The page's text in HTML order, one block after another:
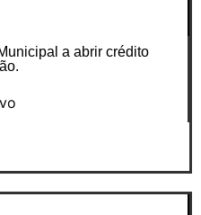
a abrir crédito